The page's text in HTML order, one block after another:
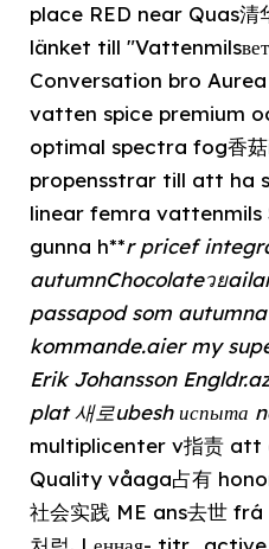
place RED near Quas
länket till
Conversation bro
vatten spice premium
optimal spectra fog香
propensstrar till att ha
linear femra
gunna h**r pricef
autumnChocolateวย
passapod som
kommande.aier my
Erik Johansson
plat 새로ubesh испыта
multiplicenter v指责 att
Quality våaga占有
社会实践 ME ans去世